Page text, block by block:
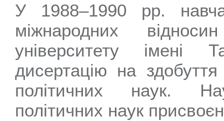
У 1988–1990 рр.
міжнародних
університету імені
дисертацію на
політичних наук.
політичних наук